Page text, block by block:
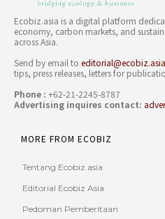
Ecobiz.asia is a digital platform
economy, carbon markets, and
across Asia.
Send by email to editorial@ecobiz.asia
tips, press releases, letters for
Phone : +62-21-2245-8787
Advertising inquires contact:
MORE FROM ECOBIZ
Tentang Ecobiz.asia
Editorial Ecobiz Asia
Pedoman Pemberitaan